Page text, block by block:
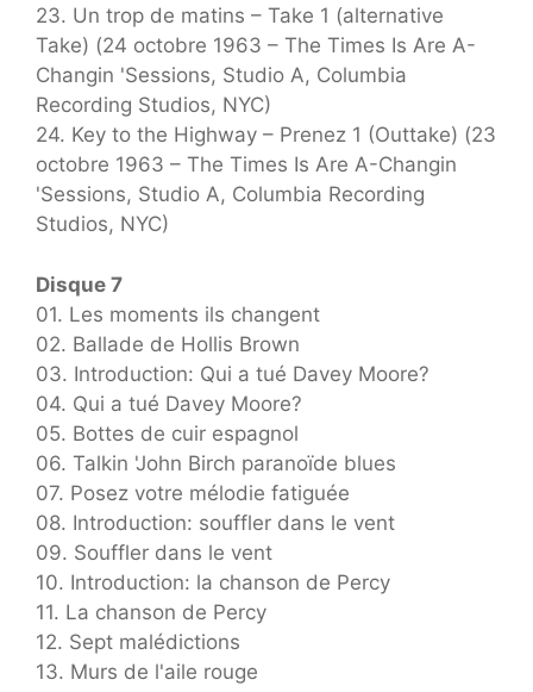
23. Un trop de matins – Take 1 (alternative
Take) (24 octobre 1963 – The Times Is Are A-
Changin 'Sessions, Studio A, Columbia
Recording Studios, NYC)
24. Key to the Highway – Prenez 1 (Outtake) (23
octobre 1963 – The Times Is Are A-Changin
'Sessions, Studio A, Columbia Recording
Studios, NYC)
Disque 7
01. Les moments ils changent
02. Ballade de Hollis Brown
03. Introduction: Qui a tué Davey Moore?
04. Qui a tué Davey Moore?
05. Bottes de cuir espagnol
06. Talkin 'John Birch paranoïde blues
07. Posez votre mélodie fatiguée
08. Introduction: souffler dans le vent
09. Souffler dans le vent
10. Introduction: la chanson de Percy
11. La chanson de Percy
12. Sept malédictions
13. Murs de l'aile rouge